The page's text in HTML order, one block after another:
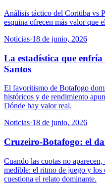
Análisis táctico del Coritiba vs
esquina ofrecen más valor que
Noticias·18 de junio, 2026
La estadística que
Santos
El favoritismo de Botafogo
históricos y de rendimiento
Dónde hay valor real.
Noticias·18 de junio, 2026
Cruzeiro-Botafogo: el
Cuando las cuotas no
medible: el ritmo de juego y
cuestiona el relato dominante.